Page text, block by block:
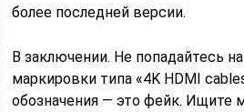
более последней версии.
В заключении. Не попадайтесь
маркировки типа «4K HDMI
обозначения — это фейк. Ищите